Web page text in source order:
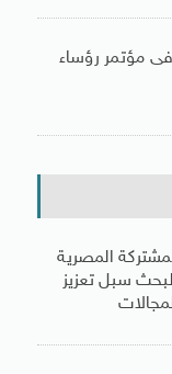
فى مؤتمر رؤساء
المصرية
سبل تعزيز